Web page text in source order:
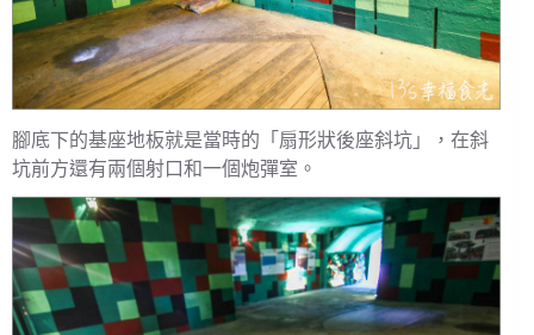
腳底下的基座地板就是當時的「扇形狀後座斜坑」，在斜
坑前方還有兩個射口和一個炮彈室。